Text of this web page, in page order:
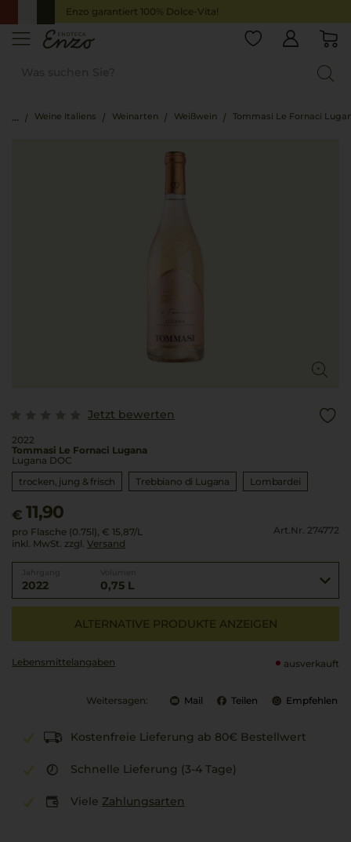
Enzo garantiert 100% Dolce-Vita!
Weine Italiens Weinarten Weißwein Tommasi Le Fornaci
Jetzt bewerten
2022
Tommasi Le Fornaci Lugana
Lugana DOC
trocken, jung & frisch
Trebbiano di Lugana Lombardei
€ 11,90
pro Flasche (0.75l), € 15,87/L
inkl. MwSt. zzgl. Versand
Art.Nr. 274772
2022 0,75 L
ALTERNATIVE PRODUKTE ANZEIGEN
Lebensmittel­angaben ausverkauft
Weitersagen: Mail Teilen Empfehlen
Kostenfreie Lieferung ab 80€ Bestellwert
Schnelle Lieferung (3-4 Tage)
Viele Zahlungsarten